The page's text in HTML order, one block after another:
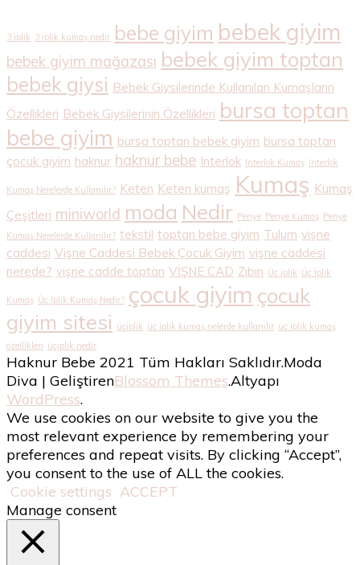
3 iplik 3 iplik kumaş nedir bebe giyim bebek giyim
bebek giyim mağazası bebek giyim toptan
bebek giysi Bebek Giysilerinde Kullanılan Kumaşların
Özellikleri Bebek Giysilerinin Özellikleri bursa toptan
bebe giyim bursa toptan bebek giyim bursa toptan
çocuk giyim haknur haknur bebe Interlok Interlok Kumaş Interlok
Kumaş Nerelerde Kullanılır? Keten Keten kumaş Kumaş Kumaş
Çeşitleri miniworld moda Nedir Penye Penye Kumaş Penye
Kumaş Nerelerde Kullanılır? tekstil toptan bebe giyim Tulum vişne
caddesi Vişne Caddesi Bebek Çocuk Giyim vişne caddesi
nerede? vişne cadde toptan VİŞNE CAD Zıbın Üç iplik Üç İplik
Kumaş Üç İplik Kumaş Nedir? çocuk giyim çocuk
giyim sitesi üçiplik üç iplik kumaş nelerde kullanılır üç iplik kumaş
özellikleri üçiplik nedir
Haknur Bebe 2021 Tüm Hakları Saklıdır.Moda
Diva | GeliştirenBlossom Themes.Altyapı
WordPress.
We use cookies on our website to give you the
most relevant experience by remembering your
preferences and repeat visits. By clicking “Accept”,
you consent to the use of ALL the cookies.
Cookie settings ACCEPT
Manage consent